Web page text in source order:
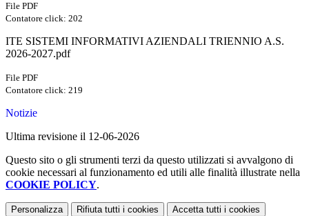
File PDF
Contatore click: 202
ITE SISTEMI INFORMATIVI AZIENDALI TRIENNIO A.S.
2026-2027.pdf
File PDF
Contatore click: 219
Notizie
Ultima revisione il 12-06-2026
Questo sito o gli strumenti terzi da questo utilizzati si avvalgono di
cookie necessari al funzionamento ed utili alle finalità illustrate nella
COOKIE POLICY.
Personalizza Rifiuta tutti i cookies Accetta tutti i cookies